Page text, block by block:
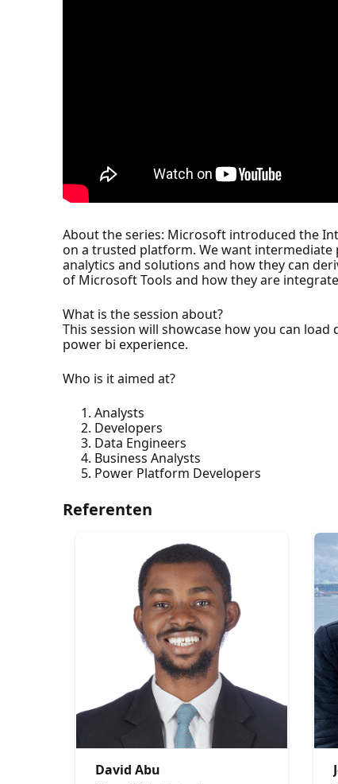
About the series: Microsoft introduced the
on a trusted platform. We want intermediate
analytics and solutions and how they can
of Microsoft Tools and how they are
What is the session about?
This session will showcase how you can
power bi experience.
Who is it aimed at?
Analysts
Developers
Data Engineers
Business Analysts
Power Platform Developers
Referenten
David Abu